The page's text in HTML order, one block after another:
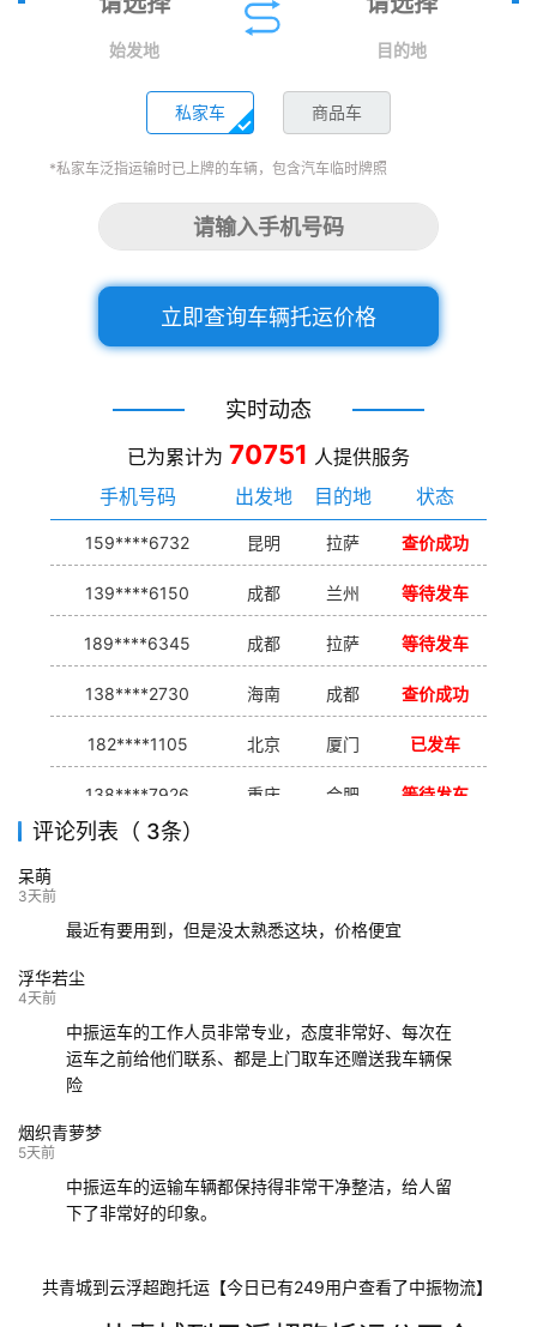
始发地 目的地
私家车 商品车
*私家车泛指运输时已上牌的车辆，包含汽车临时牌照
立即查询车辆托运价格
实时动态
已为累计为 70751 人提供服务
手机号码
出发地 目的地 状态
159****6732 昆明 拉萨 查价成功
139****6150 成都 兰州 等待发车
189****6345 成都 拉萨 等待发车
138****2730 海南 成都 查价成功
182****1105 北京 厦门 已发车
138****7926 重庆 合肥 等待发车
139****9233
评论列表（ 3条）
呆萌
3天前
最近有要用到，但是没太熟悉这块，价格便宜
浮华若尘
4天前
中振运车的工作人员非常专业，态度非常好、每次在
运车之前给他们联系、都是上门取车还赠送我车辆保
险
烟织青萝梦
5天前
中振运车的运输车辆都保持得非常干净整洁，给人留
下了非常好的印象。
共青城到云浮超跑托运【今日已有249用户查看了中振物流】